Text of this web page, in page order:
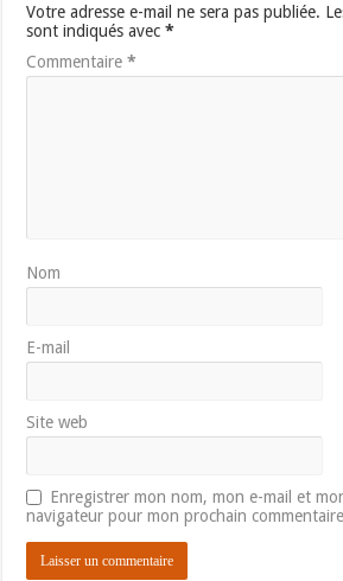
Votre adresse e-mail ne sera pas publiée.
sont indiqués avec*
Commentaire*
Nom
E-mail
Site web
Enregistrer mon nom, mon e-mail et
navigateur pour mon prochain